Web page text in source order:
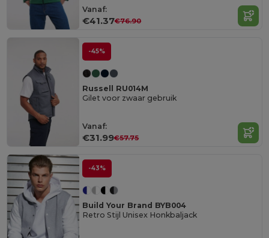
Vanaf:
€41.37€76.90
-45%
Russell RU014M
Gilet voor zwaar gebruik
Vanaf:
€31.99€57.75
-43%
Build Your Brand BYB004
Retro Stijl Unisex Honkbaljack